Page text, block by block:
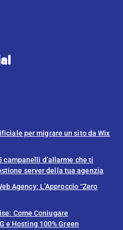
per migrare un sito da Wix
d’allarme che ti
server della tua agenzia
Agency: L’Approccio “Zero
Come Coniugare
e Hosting 100% Green